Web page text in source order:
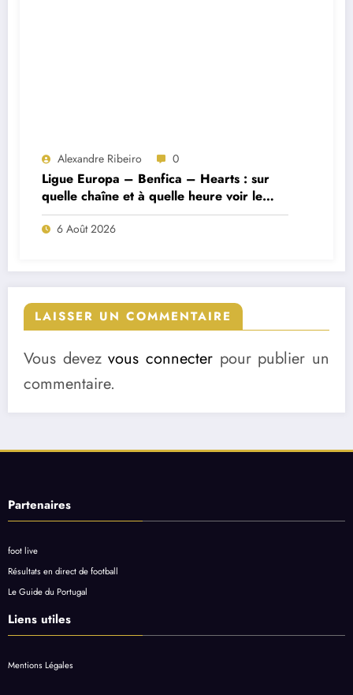
Alexandre Ribeiro 0
Ligue Europa – Benfica – Hearts : sur
quelle chaîne et à quelle heure voir le
match ?
6 Août 2026
LAISSER UN COMMENTAIRE
Vous devezvous connecter pour publier un
commentaire.
Partenaires
foot live
Résultats en direct de football
Le Guide du Portugal
Liens utiles
Mentions Légales